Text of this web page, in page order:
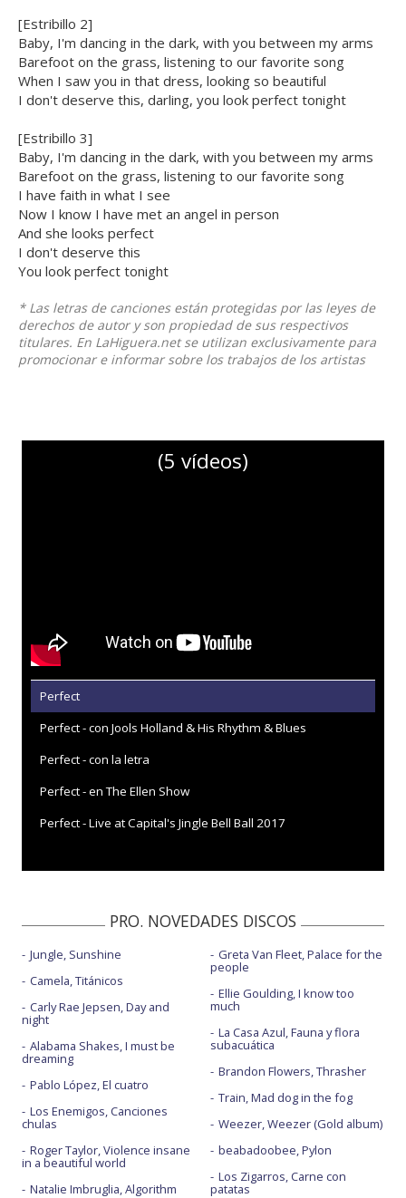
[Estribillo 2]
Baby, I'm dancing in the dark, with you between my arms
Barefoot on the grass, listening to our favorite song
When I saw you in that dress, looking so beautiful
I don't deserve this, darling, you look perfect tonight
[Estribillo 3]
Baby, I'm dancing in the dark, with you between my arms
Barefoot on the grass, listening to our favorite song
I have faith in what I see
Now I know I have met an angel in person
And she looks perfect
I don't deserve this
You look perfect tonight
* Las letras de canciones están protegidas por las leyes de
derechos de autor y son propiedad de sus respectivos
titulares. En LaHiguera.net se utilizan exclusivamente para
promocionar e informar sobre los trabajos de los artistas
(5 vídeos)
Perfect
Perfect - con Jools Holland & His Rhythm & Blues
Perfect - con la letra
Perfect - en The Ellen Show
Perfect - Live at Capital's Jingle Bell Ball 2017
PRO. NOVEDADES DISCOS
Jungle, Sunshine
Camela, Titánicos
Carly Rae Jepsen, Day and
night
Alabama Shakes, I must be
dreaming
Pablo López, El cuatro
Los Enemigos, Canciones
chulas
Roger Taylor, Violence insane
in a beautiful world
Natalie Imbruglia, Algorithm
Greta Van Fleet, Palace for the
people
Ellie Goulding, I know too
much
La Casa Azul, Fauna y flora
subacuática
Brandon Flowers, Thrasher
Train, Mad dog in the fog
Weezer, Weezer (Gold album)
beabadoobee, Pylon
Los Zigarros, Carne con
patatas